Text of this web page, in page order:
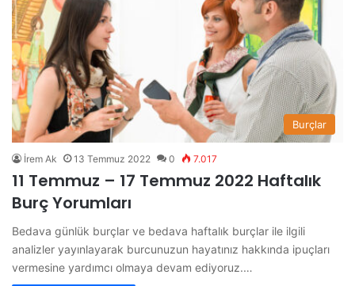
Burçlar
İrem Ak 13 Temmuz 2022 0 7.017
11 Temmuz – 17 Temmuz 2022 Haftalık
Burç Yorumları
Bedava günlük burçlar ve bedava haftalık burçlar ile ilgili
analizler yayınlayarak burcunuzun hayatınız hakkında ipuçları
vermesine yardımcı olmaya devam ediyoruz.…